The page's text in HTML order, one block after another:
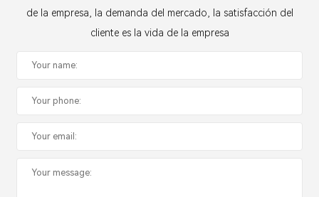
de la empresa, la demanda del mercado, la satisfacción del
cliente es la vida de la empresa